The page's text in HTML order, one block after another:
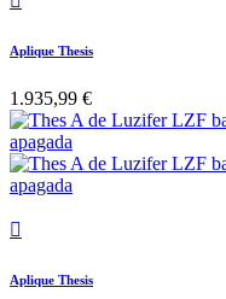
Aplique Thesis
1.935,99 €

Aplique Thesis